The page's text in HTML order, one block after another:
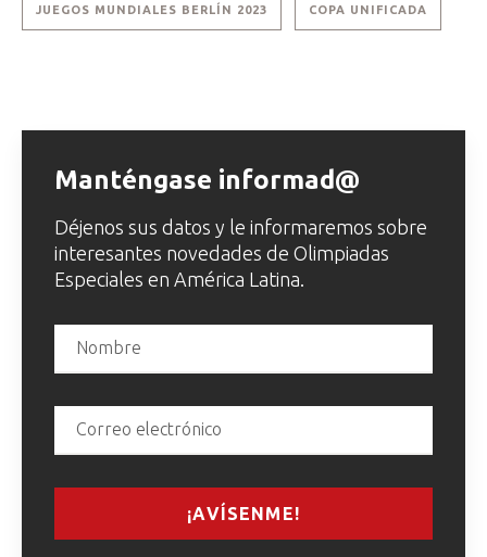
JUEGOS MUNDIALES BERLÍN 2023 COPA UNIFICADA
Manténgase informad@
Déjenos sus datos y le informaremos sobre
interesantes novedades de Olimpiadas
Especiales en América Latina.
¡AVÍSENME!